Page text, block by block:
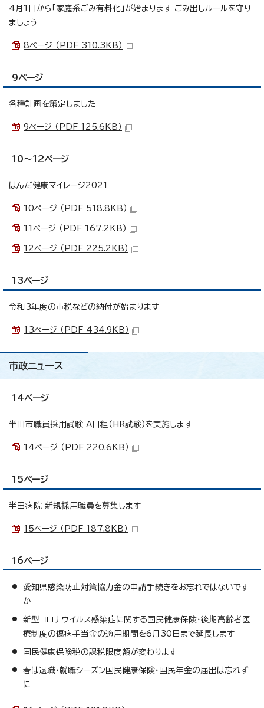
4月1日から「家庭系ごみ有料化」が始まります ごみ出しルールを守り
ましょう
8ページ （PDF 310.3KB）
9ページ
各種計画を策定しました
9ページ （PDF 125.6KB）
10～12ページ
はんだ健康マイレージ2021
10ページ （PDF 518.8KB）
11ページ （PDF 167.2KB）
12ページ （PDF 225.2KB）
13ページ
令和3年度の市税などの納付が始まります
13ページ （PDF 434.9KB）
市政ニュース
14ページ
半田市職員採用試験 A日程（HR試験）を実施します
14ページ （PDF 220.6KB）
15ページ
半田病院 新規採用職員を募集します
15ページ （PDF 187.8KB）
16ページ
愛知県感染防止対策協力金の申請手続きをお忘れではないです
か
新型コロナウイルス感染症に関する国民健康保険・後期高齢者医
療制度の傷病手当金の適用期間を6月30日まで延長します
国民健康保険税の課税限度額が変わります
春は退職・就職シーズン国民健康保険・国民年金の届出は忘れず
に